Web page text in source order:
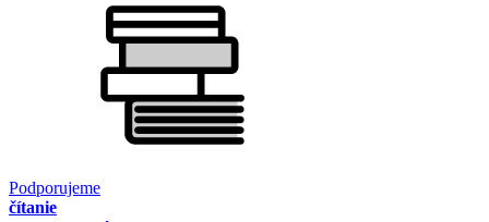
Podporujeme
čítanie